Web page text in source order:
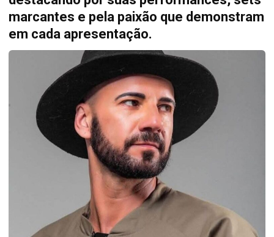
marcantes e pela paixão que demonstram
em cada apresentação.